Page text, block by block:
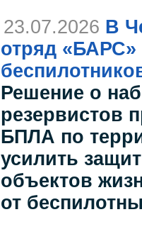
23.07.2026 В
отряд
Решение о
резервистов
БПЛА по
усилить
объектов
от